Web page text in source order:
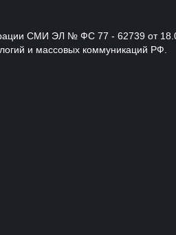
СМИ ЭЛ № ФС 77 - 62739 от
и массовых коммуникаций РФ.